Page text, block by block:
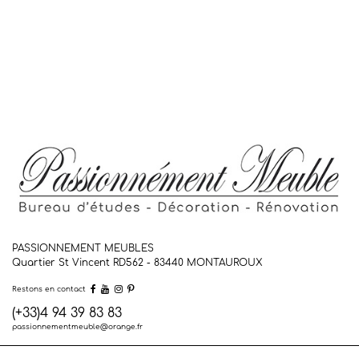
PASSIONNEMENT MEUBLES
Quartier St Vincent RD562 - 83440 MONTAUROUX
Restons en contact
(+33)4 94 39 83 83
passionnementmeuble@orange.fr